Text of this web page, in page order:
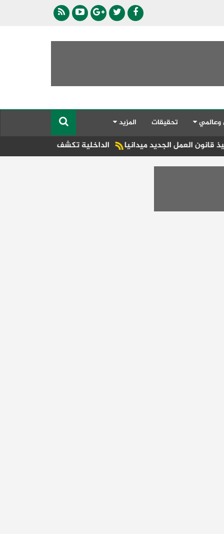
تحقيقات المزيد
الداخلية تكشف حقيقة ادعاءات سيدة ضد الجديد ميدانيا